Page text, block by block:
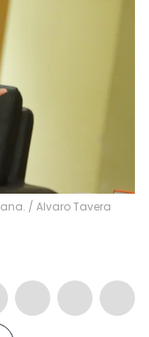
/ Alvaro Tavera